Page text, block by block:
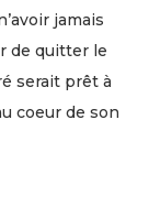
jamais
de quitter le
serait prêt à
coeur de son